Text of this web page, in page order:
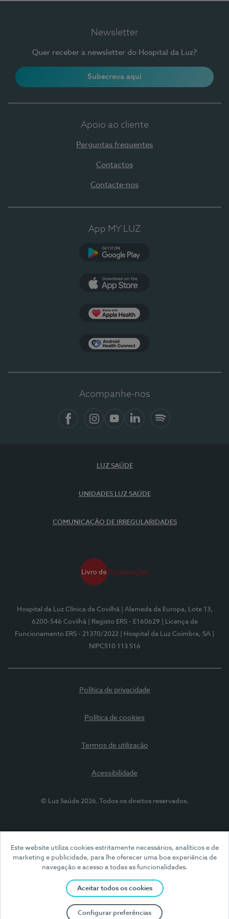
Este website utiliza cookies estritamente necessários, analíticos e de
marketing e publicidade, para lhe oferecer uma boa experiência de
navegação e acesso a todas as funcionalidades.
Aceitar todos os cookies
Configurar preferências
Newsletter
Quer receber a newsletter do Hospital da Luz?
Subscreva aqui
Apoio ao cliente
Perguntas frequentes
Contactos
Contacte-nos
App MY LUZ
Acompanhe-nos
LUZ SAÚDE
UNIDADES LUZ SAÚDE
COMUNICAÇÃO DE IRREGULARIDADES
Hospital da Luz Clínica da Covilhã
| Alameda da Europa, Lote 13,
6200-546 Covilhã
| Registo ERS - E160629
| Licença de
Funcionamento ERS - 21370/2022
| Hospital da Luz Coimbra, SA
NIPC510 113 516
Política de privacidade
Política de cookies
Termos de utilização
Acessibilidade
© Luz Saúde 2026. Todos os direitos reservados.